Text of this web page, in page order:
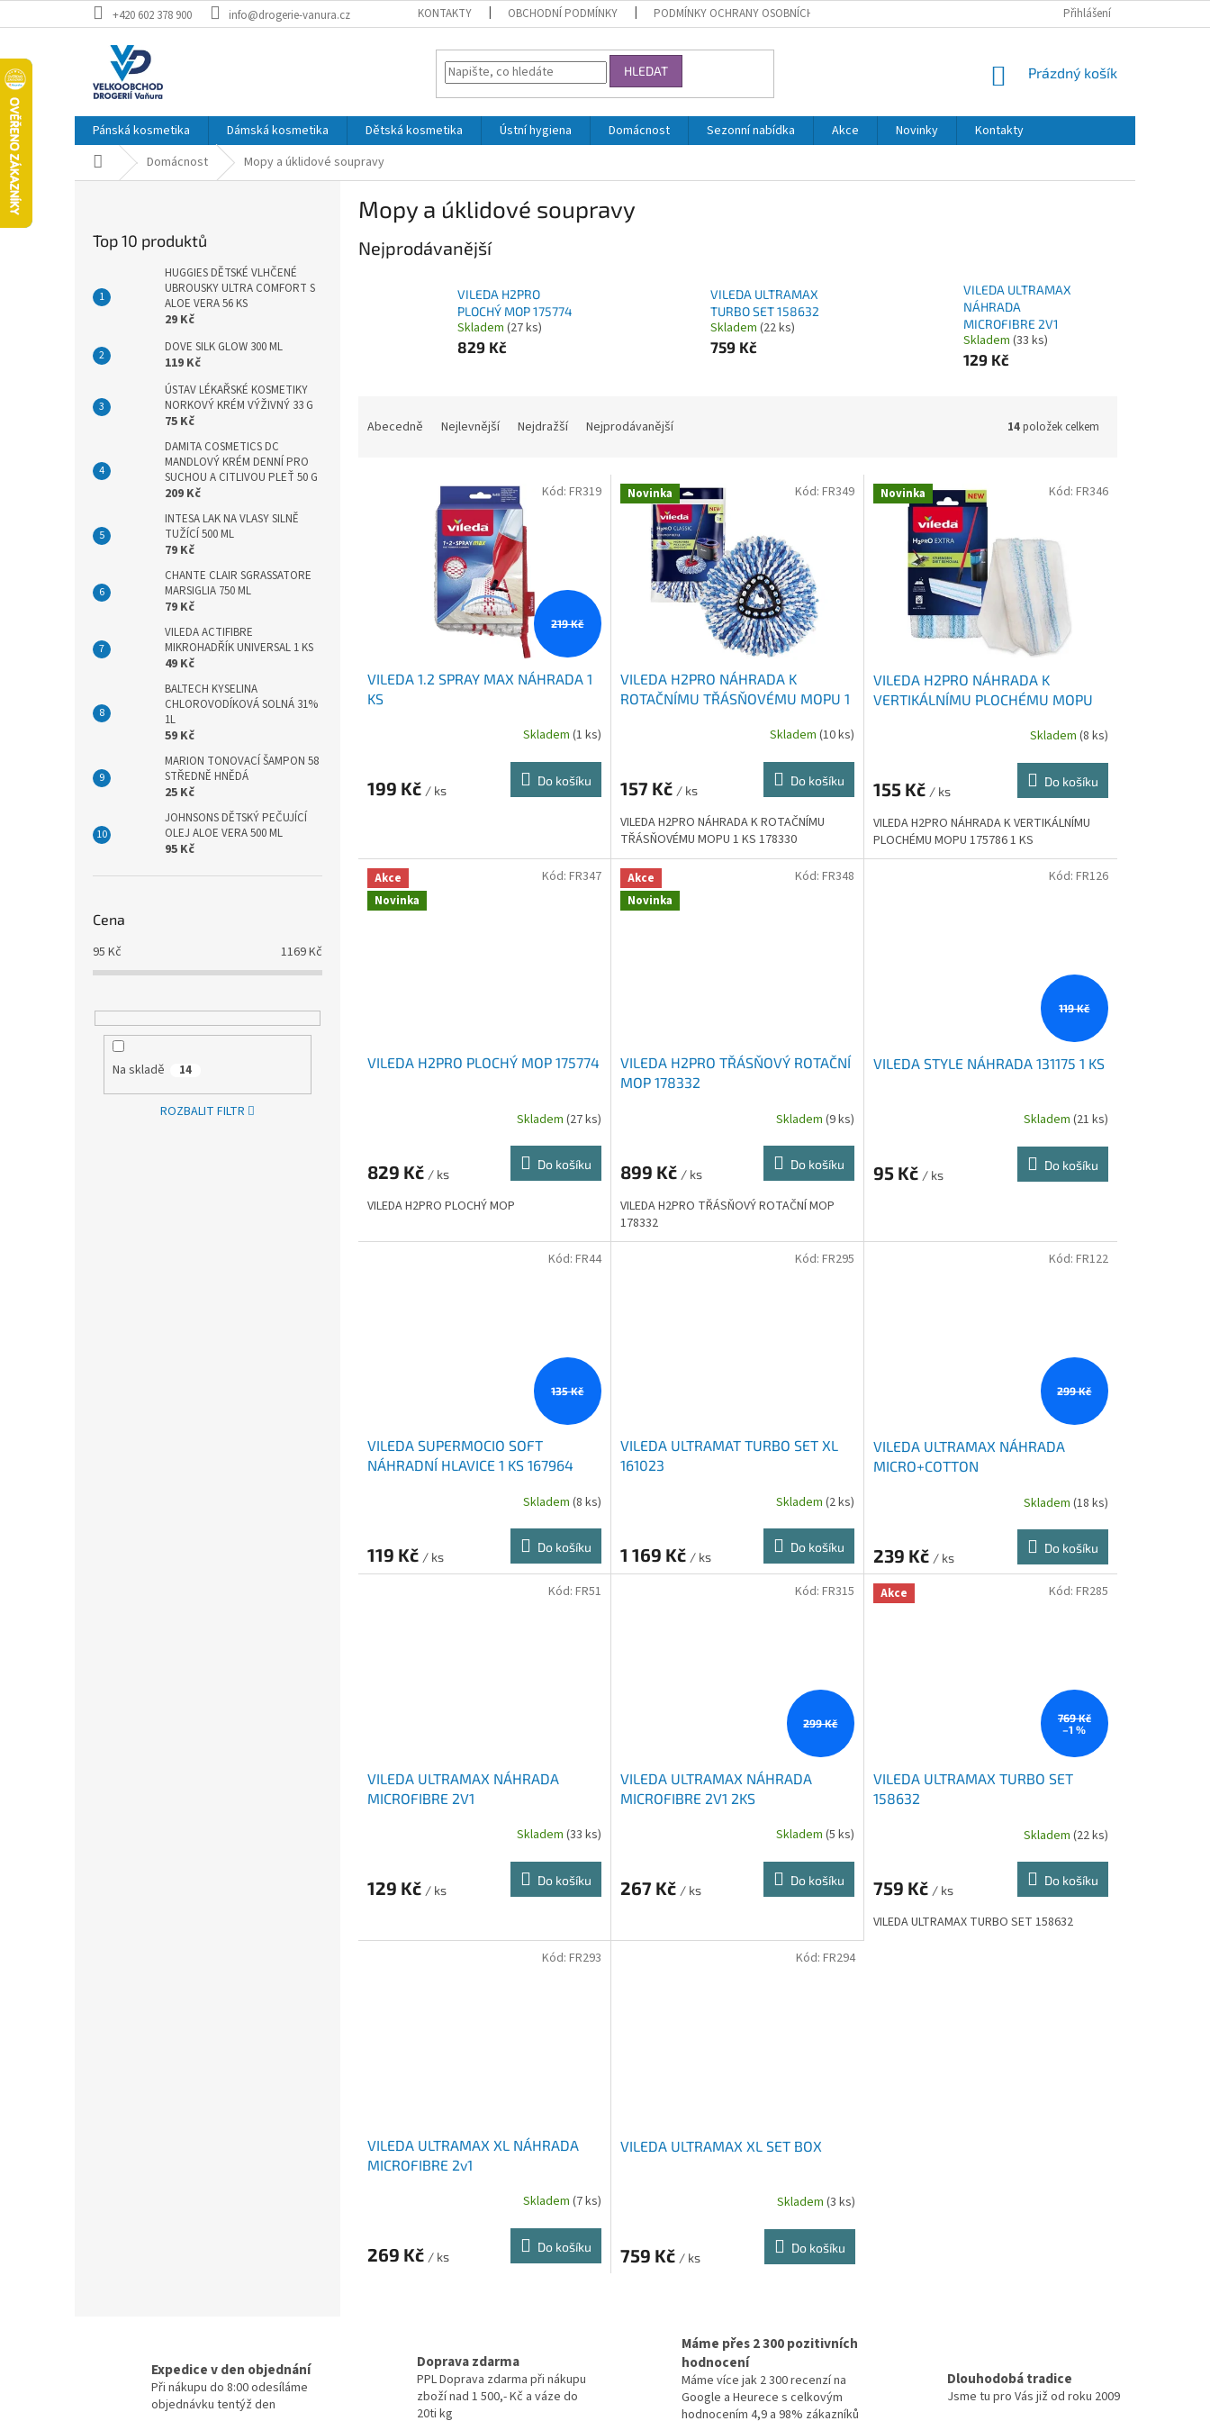
na
+420 602 378 900 info@drogerie-vanura.cz KONTAKTY OBCHODNÍ PODMÍNKY PODMÍNKY OCHRANY OSOBNÍCH ÚDAJŮ Přihlášení
HLEDAT
NÁKUPNÍ
Prázdný košík
Pánská kosmetika Dámská kosmetika Dětská kosmetika Ústní hygiena Domácnost Sezonní nabídka Akce Novinky
Kontakty
Domů Domácnost Mopy a úklidové soupravy
Top 10 produktů
HUGGIES DĚTSKÉ VLHČENÉ
UBROUSKY ULTRA COMFORT S
ALOE VERA 56 KS
29 Kč
DOVE SILK GLOW 300 ML
119 Kč
ÚSTAV LÉKAŘSKÉ KOSMETIKY
NORKOVÝ KRÉM VÝŽIVNÝ 33 G
75 Kč
DAMITA COSMETICS DC
MANDLOVÝ KRÉM DENNÍ PRO
SUCHOU A CITLIVOU PLEŤ 50 G
209 Kč
INTESA LAK NA VLASY SILNĚ
TUŽÍCÍ 500 ML
79 Kč
CHANTE CLAIR SGRASSATORE
MARSIGLIA 750 ML
79 Kč
VILEDA ACTIFIBRE
MIKROHADŘÍK UNIVERSAL 1 KS
49 Kč
BALTECH KYSELINA
CHLOROVODÍKOVÁ SOLNÁ 31%
1L
59 Kč
MARION TONOVACÍ ŠAMPON 58
STŘEDNĚ HNĚDÁ
25 Kč
JOHNSONS DĚTSKÝ PEČUJÍCÍ
OLEJ ALOE VERA 500 ML
95 Kč
Cena
95 Kč 1169Kč
Na skladě 14
ROZBALIT FILTR
Mopy a úklidové soupravy
Nejprodávanější
VILEDA H2PRO
PLOCHÝ MOP 175774
Skladem (27 ks)
829 Kč
VILEDA ULTRAMAX
TURBO SET 158632
Skladem (22 ks)
759 Kč
VILEDA ULTRAMAX
NÁHRADA
MICROFIBRE 2V1
Skladem (33 ks)
129 Kč
Abecedně Nejlevnější Nejdražší Nejprodávanější 14položek celkem
219 Kč
VILEDA 1.2 SPRAY MAX NÁHRADA 1
KS
Skladem (1 ks)
199 Kč / ks
Do košíku
Kód: FR319 Novinka
VILEDA H2PRO NÁHRADA K
ROTAČNÍMU TŘÁSŇOVÉMU MOPU 1
Skladem (10 ks)
157 Kč / ks
Do košíku
VILEDA H2PRO NÁHRADA K ROTAČNÍMU
TŘÁSŇOVÉMU MOPU 1 KS 178330
Kód: FR349 Novinka
VILEDA H2PRO NÁHRADA K
VERTIKÁLNÍMU PLOCHÉMU MOPU
Skladem (8 ks)
155 Kč / ks
Do košíku
VILEDA H2PRO NÁHRADA K VERTIKÁLNÍMU
PLOCHÉMU MOPU 175786 1 KS
Kód: FR346
Akce
Novinka
VILEDA H2PRO PLOCHÝ MOP 175774
Skladem (27 ks)
829 Kč / ks
Do košíku
VILEDA H2PRO PLOCHÝ MOP
Kód: FR347
Akce
Novinka
VILEDA H2PRO TŘÁSŇOVÝ ROTAČNÍ
MOP 178332
Skladem (9 ks)
899 Kč / ks
Do košíku
VILEDA H2PRO TŘÁSŇOVÝ ROTAČNÍ MOP
178332
Kód: FR348
119 Kč
VILEDA STYLE NÁHRADA 131175 1 KS
Skladem (21 ks)
95 Kč / ks
Do košíku
Kód: FR126
135 Kč
VILEDA SUPERMOCIO SOFT
NÁHRADNÍ HLAVICE 1 KS 167964
Skladem (8 ks)
119 Kč / ks
Do košíku
Kód: FR44
VILEDA ULTRAMAT TURBO SET XL
161023
Skladem (2 ks)
1 169 Kč / ks
Do košíku
Kód: FR295
299 Kč
VILEDA ULTRAMAX NÁHRADA
MICRO+COTTON
Skladem (18 ks)
239 Kč / ks
Do košíku
Kód: FR122
VILEDA ULTRAMAX NÁHRADA
MICROFIBRE 2V1
Skladem (33 ks)
129 Kč / ks
Do košíku
Kód: FR51
299 Kč
VILEDA ULTRAMAX NÁHRADA
MICROFIBRE 2V1 2KS
Skladem (5 ks)
267 Kč / ks
Do košíku
Kód: FR315 Akce
769 Kč
–1 %
VILEDA ULTRAMAX TURBO SET
158632
Skladem (22 ks)
759 Kč / ks
Do košíku
VILEDA ULTRAMAX TURBO SET 158632
Kód: FR285
VILEDA ULTRAMAX XL NÁHRADA
MICROFIBRE 2v1
Skladem (7 ks)
269 Kč / ks
Do košíku
Kód: FR293
VILEDA ULTRAMAX XL SET BOX
Skladem (3 ks)
759 Kč / ks
Do košíku
Kód: FR294
á
d
a
c
í
Expedice v den objednání
Při nákupu do 8:00 odesíláme
objednávku tentýž den
Doprava zdarma
PPL Doprava zdarma při nákupu
zboží nad 1 500,- Kč a váze do
20ti kg
Máme přes 2 300 pozitivních
hodnocení
Máme více jak 2 300 recenzí na
Google a Heurece s celkovým
hodnocením 4,9 a 98% zákazníků
Dlouhodobá tradice
Jsme tu pro Vás již od roku 2009